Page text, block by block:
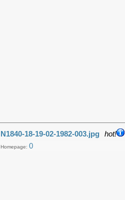
N1840-18-19-02-1982-003.jpg hot!
Homepage: 0